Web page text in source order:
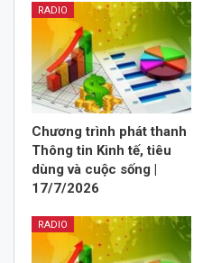
RADIO
Chương trình phát thanh
Thông tin Kinh tế, tiêu
dùng và cuộc sống |
17/7/2026
RADIO